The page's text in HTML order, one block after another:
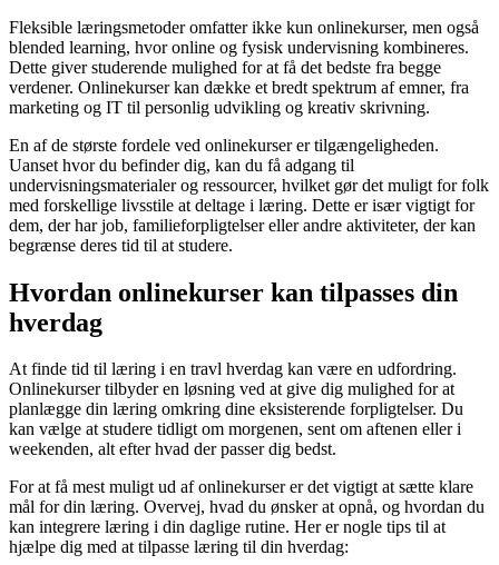
Fleksible læringsmetoder omfatter ikke kun onlinekurser, men også
blended learning, hvor online og fysisk undervisning kombineres.
Dette giver studerende mulighed for at få det bedste fra begge
verdener. Onlinekurser kan dække et bredt spektrum af emner, fra
marketing og IT til personlig udvikling og kreativ skrivning.
En af de største fordele ved onlinekurser er tilgængeligheden.
Uanset hvor du befinder dig, kan du få adgang til
undervisningsmaterialer og ressourcer, hvilket gør det muligt for folk
med forskellige livsstile at deltage i læring. Dette er især vigtigt for
dem, der har job, familieforpligtelser eller andre aktiviteter, der kan
begrænse deres tid til at studere.
Hvordan onlinekurser kan tilpasses din
hverdag
At finde tid til læring i en travl hverdag kan være en udfordring.
Onlinekurser tilbyder en løsning ved at give dig mulighed for at
planlægge din læring omkring dine eksisterende forpligtelser. Du
kan vælge at studere tidligt om morgenen, sent om aftenen eller i
weekenden, alt efter hvad der passer dig bedst.
For at få mest muligt ud af onlinekurser er det vigtigt at sætte klare
mål for din læring. Overvej, hvad du ønsker at opnå, og hvordan du
kan integrere læring i din daglige rutine. Her er nogle tips til at
hjælpe dig med at tilpasse læring til din hverdag: